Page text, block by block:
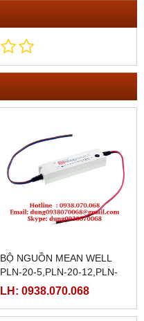
BỘ NGUỒN MEAN WELL
PLN-20-5,PLN-20-12,PLN-
20-18,PLN-20-24,PLN-20-
LH: 0938.070.068